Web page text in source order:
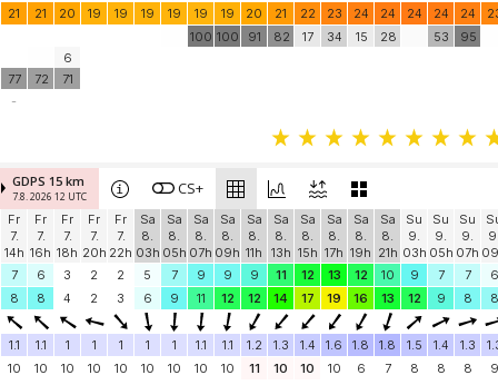
21 21 20 19 19 19 19 19 19 20 21 22 23 24 24 24 24 24
77 72
6
71
100 100 91 82 17 34 15 28 53 95
-
GDPS 15 km
7.8. 2026 12 UTC CS+
Fr
7.
14h
Fr
7.
16h
Fr
7.
18h
Fr
7.
20h
Fr
7.
22h
Sa
8.
03h
Sa
8.
05h
Sa
8.
07h
Sa
8.
09h
Sa
8.
11h
Sa
8.
13h
Sa
8.
15h
Sa
8.
17h
Sa
8.
19h
Sa
8.
21h
Su
9.
03h
Su
9.
05h
Su
9.
07h
7
6 3 2 2 5 7 9 9 9 11 12 13 12 10 9 7 7
6
8
8 4 2 3 6 9 11 12 12 14 17 19 16 13 12 9 8 8
1.1 1.1 1 1 1 1 1 1.1 1.1 1.2 1.3 1.4 1.6 1.8 1.8 1.5 1.4 1.3
10
10 10 10 10 10 10 10 10 11 10 10 10 6 7 8 8 8 9